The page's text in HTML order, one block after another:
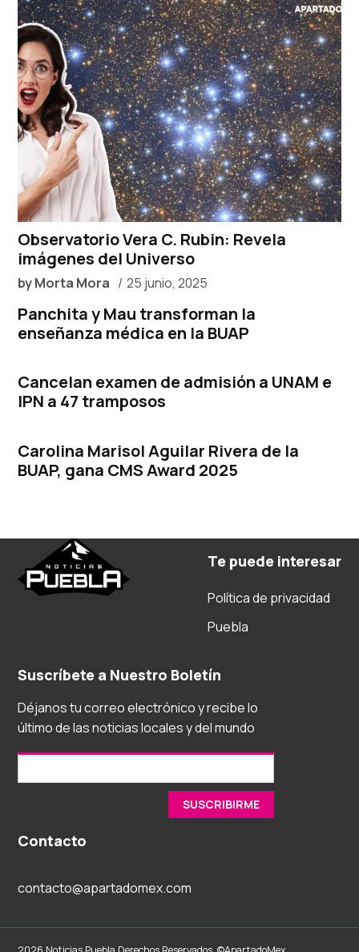
Observatorio Vera C. Rubin: Revela
imágenes del Universo
byMorta Mora 25 junio, 2025
Panchita y Mau transforman la
enseñanza médica en la BUAP
Cancelan examen de admisión a UNAM e
IPN a 47 tramposos
Carolina Marisol Aguilar Rivera de la
BUAP, gana CMS Award 2025
Te puede interesar
Política de privacidad
Puebla
Suscríbete a Nuestro Boletín
Déjanos tu correo electrónico y recibe lo
último de las noticias locales y del mundo
Contacto
contacto@apartadomex.com